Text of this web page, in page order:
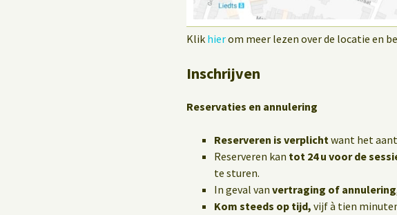
Klik hierom meer lezen over de locatie en
Inschrijven
Reservaties en annulering
Reserveren is verplichtwant het
Reserveren kan tot 24 u voor de
te sturen.
In geval van vertraging of annulering
Kom steeds op tijd, vijf à tien